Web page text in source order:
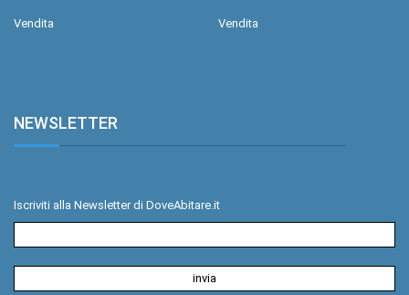
Vendita Vendita
NEWSLETTER.
Iscriviti alla Newsletter di DoveAbitare.it